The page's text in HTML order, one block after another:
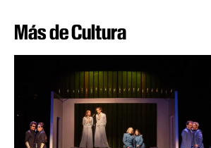
Más de Cultura